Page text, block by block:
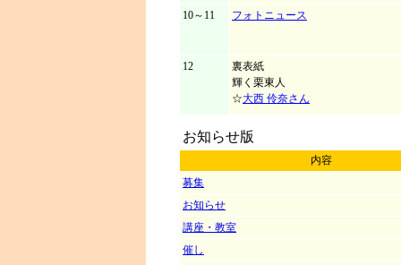
10～11
フォトニュース
12
裏表紙
輝く栗東人
☆大西 伶奈さん
お知らせ版
内容
募集
お知らせ
講座・教室
催し